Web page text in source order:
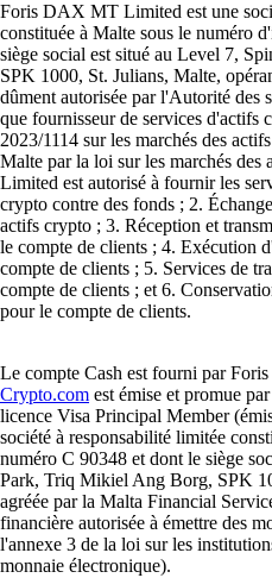
Foris DAX MT Limited est une
constituée à Malte sous le numéro
siège social est situé au Level 7,
SPK 1000, St. Julians, Malte,
dûment autorisée par l'Autorité des
que fournisseur de services d'actifs
2023/1114 sur les marchés des
Malte par la loi sur les marchés
Limited est autorisé à fournir les
crypto contre des fonds ; 2.
actifs crypto ; 3. Réception et
le compte de clients ; 4. Exécution
compte de clients ; 5. Services de
compte de clients ; et 6.
pour le compte de clients.
Le compte Cash est fourni par
Crypto.com est émise et promue
licence Visa Principal Member
société à responsabilité limitée
numéro C 90348 et dont le siège
Park, Triq Mikiel Ang Borg, SPK
agréée par la Malta Financial
financière autorisée à émettre des
l'annexe 3 de la loi sur les
monnaie électronique).